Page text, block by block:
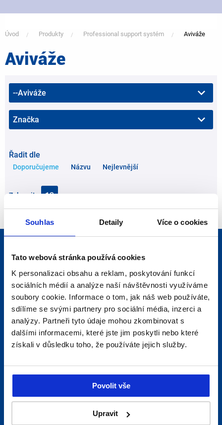
Souhlas Detaily Více o cookies
Tato webová stránka používá cookies
K personalizaci obsahu a reklam, poskytování funkcí
sociálních médií a analýze naší návštěvnosti využíváme
soubory cookie. Informace o tom, jak náš web používáte,
sdílíme se svými partnery pro sociální média, inzerci a
analýzy. Partneři tyto údaje mohou zkombinovat s
dalšími informacemi, které jste jim poskytli nebo které
získali v důsledku toho, že používáte jejich služby.
Povolit vše
Upravit
are
here
Úvod Produkty Professional support systém Aviváže
Aviváže
Řadit dle
Doporučujeme Názvu Nejlevnější
Zobrazit
Produkty
Jak zakoupit zboží
Rychlá objednávka
Košík
Užitečné odkazy
Přihlásit k newsletteru
Podmínky používání eshopu